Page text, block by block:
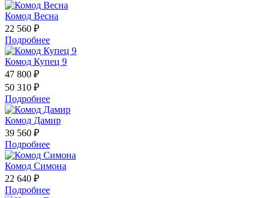
Комод Весна
22 560 ₽
Подробнее
Комод Купец 9
47 800 ₽
50 310 ₽
Подробнее
Комод Дамир
39 560 ₽
Подробнее
Комод Симона
22 640 ₽
Подробнее